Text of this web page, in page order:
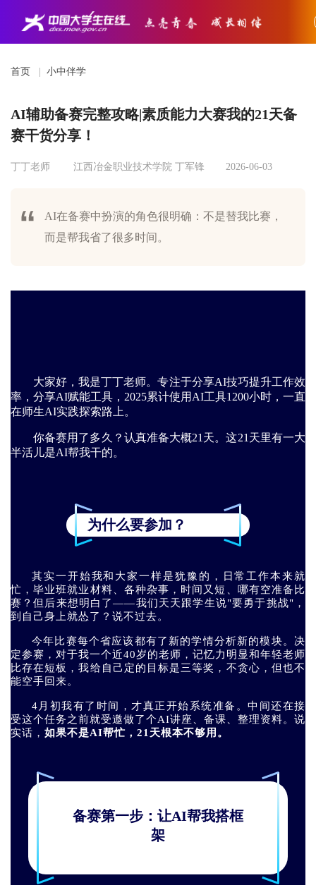
首页 小中伴学
AI辅助备赛完整攻略|素质能力大赛我的21天备
赛干货分享！
丁丁老师 江西冶金职业技术学院 丁军锋 2026-06-03
AI在备赛中扮演的角色很明确：不是替我比赛，
而是帮我省了很多时间。
大家好，我是丁丁老师。专注于分享AI技巧提升工作效
率，分享AI赋能工具，2025累计使用AI工具1200小时，一直
在师生AI实践探索路上。
你备赛用了多久？认真准备大概21天。这21天里有一大
半活儿是AI帮我干的。
为什么要参加？
其实一开始我和大家一样是犹豫的，日常工作本来就
忙，毕业班就业材料、各种杂事，时间又短、哪有空准备比
赛？但后来想明白了——我们天天跟学生说"要勇于挑战"，
到自己身上就怂了？说不过去。
今年比赛每个省应该都有了新的学情分析新的模块。决
定参赛，对于我一个近40岁的老师，记忆力明显和年轻老师
比存在短板，我给自己定的目标是三等奖，不贪心，但也不
能空手回来。
4月初我有了时间，才真正开始系统准备。中间还在接
受这个任务之前就受邀做了个AI讲座、备课、整理资料。说
实话， 如果不是AI帮忙，21天根本不够用。
备赛第一步：让AI帮我搭框
架